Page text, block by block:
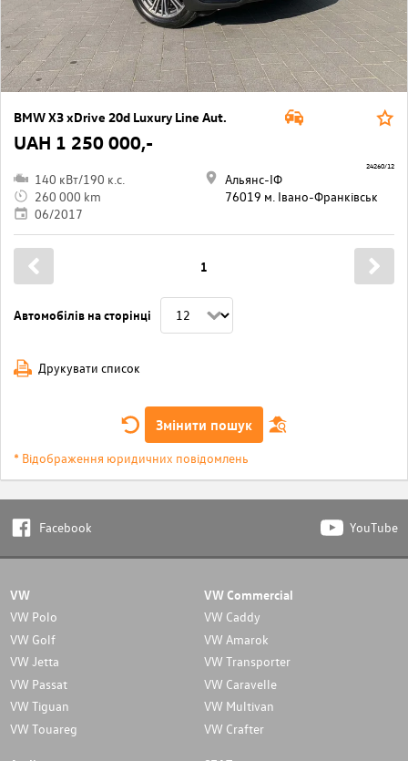
BMW X3 xDrive 20d Luxury Line Aut.
UAH 1 250 000,-
140 кВт/190 к.с.
260 000 km
06/2017
Альянс-ІФ
76019 м. Івано-Франківськ
24260/12
Автомобілів на сторінці
1
Друкувати список
Змінити пошук
* Відображення юридичних повідомлень
Facebook YouTube
VW
VW Polo
VW Golf
VW Jetta
VW Passat
VW Tiguan
VW Touareg
VW Commercial
VW Caddy
VW Amarok
VW Transporter
VW Caravelle
VW Multivan
VW Crafter